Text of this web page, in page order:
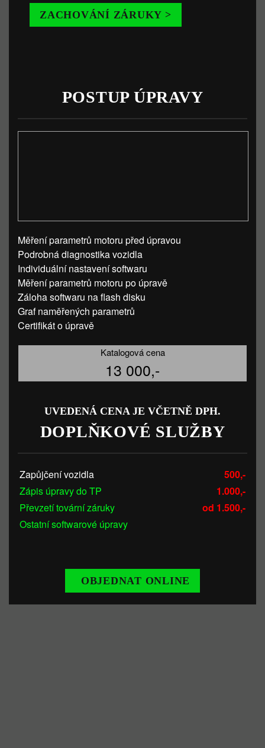
ZACHOVÁNÍ ZÁRUKY >
POSTUP ÚPRAVY
Měření parametrů motoru před úpravou
Podrobná diagnostika vozidla
Individuální nastavení softwaru
Měření parametrů motoru po úpravě
Záloha softwaru na flash disku
Graf naměřených parametrů
Certifikát o úpravě
Katalogová cena
13 000,-
UVEDENÁ CENA JE VČETNĚ DPH.
DOPLŇKOVÉ SLUŽBY
Zapůjčení vozidla
500,-
Zápis úpravy do TP
1.000,-
Převzetí tovární záruky
od 1.500,-
Ostatní softwarové úpravy
OBJEDNAT ONLINE